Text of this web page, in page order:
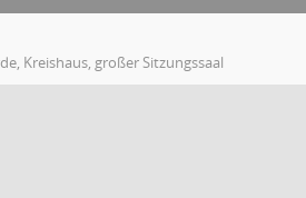
Kreishaus, großer Sitzungssaal